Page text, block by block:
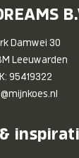
Damwei 30
Leeuwarden
95419322